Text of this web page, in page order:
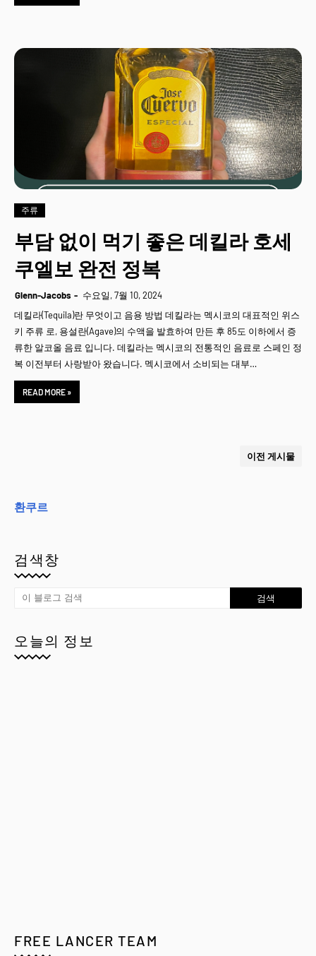
주류
부담 없이 먹기 좋은 데킬라 호세
쿠엘보 완전 정복
Glenn-Jacobs
수요일, 7월 10, 2024
데킬라(Tequila)란 무엇이고 음용 방법 데킬라는 멕시코의 대표적인 위스
키 주류 로, 용설란(Agave)의 수액을 발효하여 만든 후 85도 이하에서 증
류한 알코올 음료 입니다. 데킬라는 멕시코의 전통적인 음료로 스페인 정
복 이전부터 사랑받아 왔습니다. 멕시코에서 소비되는 대부…
READ MORE »
이전 게시물
환쿠르
검색창
오늘의 정보
FREE LANCER TEAM